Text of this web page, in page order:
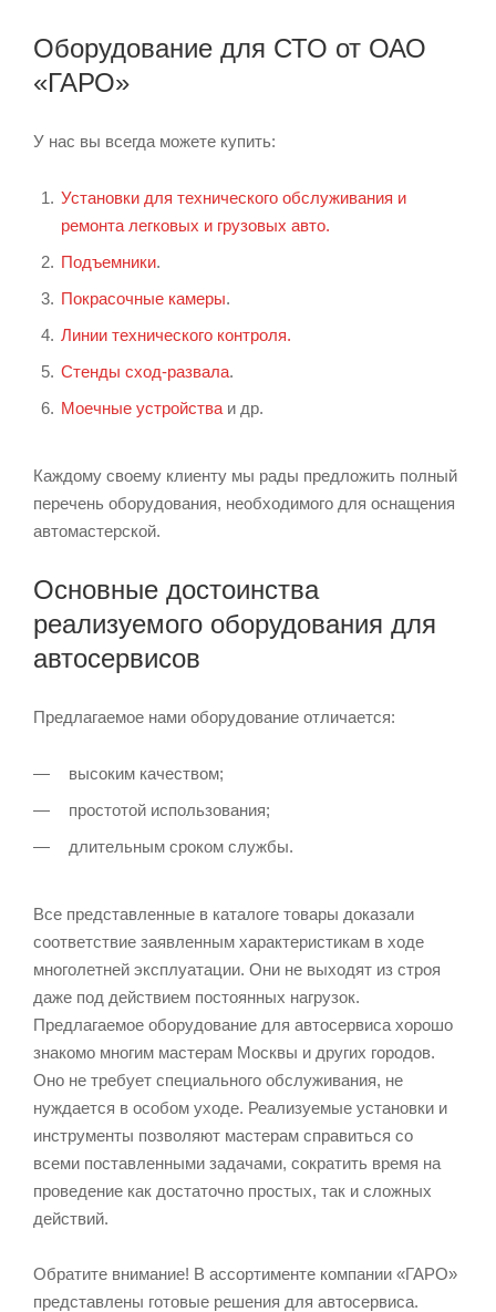
Оборудование для СТО от ОАО
«ГАРО»
У нас вы всегда можете купить:
Установки для технического обслуживания и
ремонта легковых и грузовых авто.
Подъемники.
Покрасочные камеры.
Линии технического контроля.
Стенды сход-развала.
Моечные устройства и др.
Каждому своему клиенту мы рады предложить полный
перечень оборудования, необходимого для оснащения
автомастерской.
Основные достоинства
реализуемого оборудования для
автосервисов
Предлагаемое нами оборудование отличается:
высоким качеством;
простотой использования;
длительным сроком службы.
Все представленные в каталоге товары доказали
соответствие заявленным характеристикам в ходе
многолетней эксплуатации. Они не выходят из строя
даже под действием постоянных нагрузок.
Предлагаемое оборудование для автосервиса хорошо
знакомо многим мастерам Москвы и других городов.
Оно не требует специального обслуживания, не
нуждается в особом уходе. Реализуемые установки и
инструменты позволяют мастерам справиться со
всеми поставленными задачами, сократить время на
проведение как достаточно простых, так и сложных
действий.
Обратите внимание! В ассортименте компании «ГАРО»
представлены готовые решения для автосервиса.